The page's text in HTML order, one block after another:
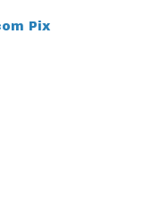
Pix